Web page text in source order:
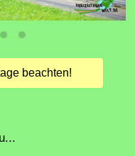
beachten!